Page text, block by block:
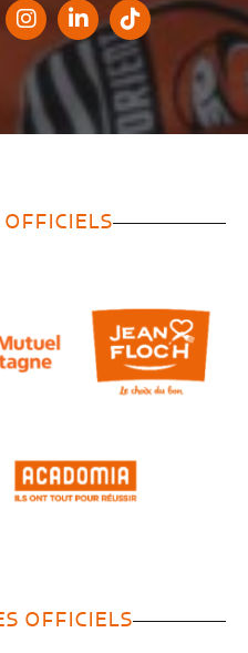
OFFICIELS